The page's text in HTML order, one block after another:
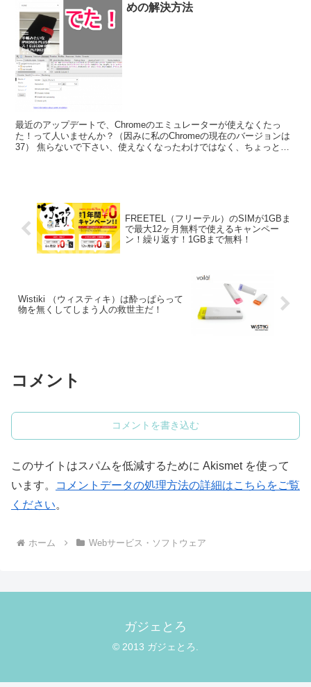
めの解決方法
最近のアップデートで、Chromeのエミュレーターが使えなくたっ
た！って人いませんか？（因みに私のChromeの現在のバージョンは
37） 焦らないで下さい、使えなくなったわけではなく、ちょっとUI
FREETEL（フリーテル）のSIMが1GBま
で最大12ヶ月無料で使えるキャンペー
ン！繰り返す！1GBまで無料！
Wistiki （ウィスティキ）は酔っぱらって
物を無くしてしまう人の救世主だ！
コメント
コメントを書き込む
このサイトはスパムを低減するために Akismet を使って
います。
コメントデータの処理方法の詳細はこちらをご覧
ください。
ホーム Webサービス・ソフトウェア
ガジェとろ
© 2013 ガジェとろ.